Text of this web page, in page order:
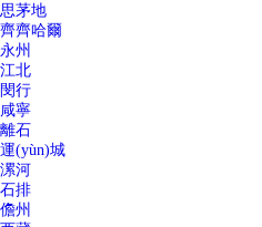
思茅地
齊齊哈爾
永州
江北
閔行
咸寧
離石
運(yùn)城
漯河
石排
儋州